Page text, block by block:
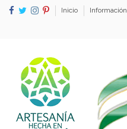
Inicio Información